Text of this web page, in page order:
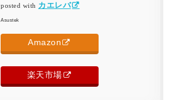
posted with カエレバ
Asustek
Amazon
楽天市場